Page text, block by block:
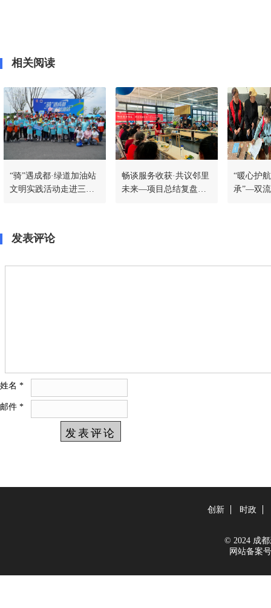
相关阅读
“骑”遇成都·绿道加油站
文明实践活动走进三河
畅谈服务收获·共议邻里
未来—项目总结复盘沙
“暖心护
承”—双
发表评论
姓名 *
邮件 *
创新 时政
© 2024 成都
网站备案